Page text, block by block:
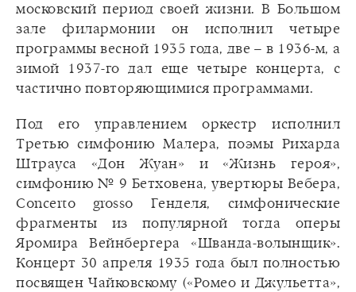
московский период своей жизни. В Большом
зале филармонии он исполнил четыре
программы весной 1935 года, две – в 1936-м, а
зимой 1937-го дал еще четыре концерта, с
частично повторяющимися программами.
Под его управлением оркестр исполнил
Третью симфонию Малера, поэмы Рихарда
Штрауса «Дон Жуан» и «Жизнь героя»,
симфонию № 9 Бетховена, увертюры Вебера,
Concerto grosso Генделя, симфонические
фрагменты из популярной тогда оперы
Яромира Вейнбергера «Шванда-волынщик».
Концерт 30 апреля 1935 года был полностью
посвящен Чайковскому («Ромео и Джульетта»,